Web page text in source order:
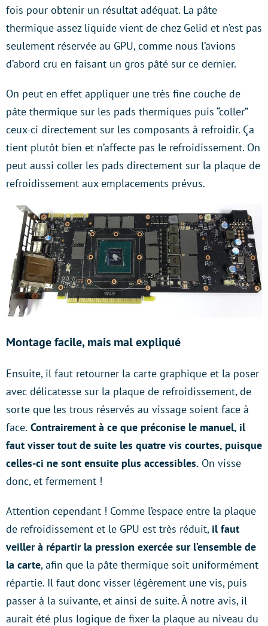
fois pour obtenir un résultat adéquat. La pâte
thermique assez liquide vient de chez Gelid et n’est pas
seulement réservée au GPU, comme nous l’avions
d’abord cru en faisant un gros pâté sur ce dernier.
On peut en effet appliquer une très fine couche de
pâte thermique sur les pads thermiques puis “coller”
ceux-ci directement sur les composants à refroidir. Ça
tient plutôt bien et n’affecte pas le refroidissement. On
peut aussi coller les pads directement sur la plaque de
refroidissement aux emplacements prévus.
Montage facile, mais mal expliqué
Ensuite, il faut retourner la carte graphique et la poser
avec délicatesse sur la plaque de refroidissement, de
sorte que les trous réservés au vissage soient face à
face. Contrairement à ce que préconise le manuel, il
faut visser tout de suite les quatre vis courtes, puisque
celles-ci ne sont ensuite plus accessibles. On visse
donc, et fermement !
Attention cependant ! Comme l’espace entre la plaque
de refroidissement et le GPU est très réduit, il faut
veiller à répartir la pression exercée sur l’ensemble de
la carte, afin que la pâte thermique soit uniformément
répartie. Il faut donc visser légèrement une vis, puis
passer à la suivante, et ainsi de suite. À notre avis, il
aurait été plus logique de fixer la plaque au niveau du